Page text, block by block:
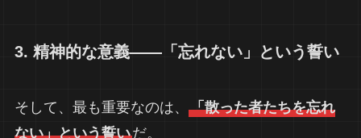
3. 精神的な意義――「忘れない」という誓い
そして、最も重要なのは、 「散った者たちを忘れ
ない」という誓いだ。